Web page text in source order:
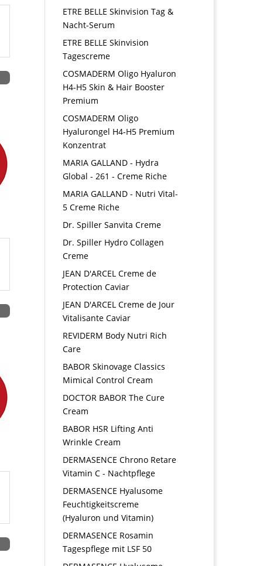
ETRE BELLE Skinvision Tag &
Nacht-Serum
ETRE BELLE Skinvision
Tagescreme
COSMADERM Oligo Hyaluron
H4-H5 Skin & Hair Booster
Premium
COSMADERM Oligo
Hyalurongel H4-H5 Premium
Konzentrat
MARIA GALLAND - Hydra
Global - 261 - Creme Riche
MARIA GALLAND - Nutri Vital-
5 Creme Riche
Dr. Spiller Sanvita Creme
Dr. Spiller Hydro Collagen
Creme
JEAN D'ARCEL Creme de
Protection Caviar
JEAN D'ARCEL Creme de Jour
Vitalisante Caviar
REVIDERM Body Nutri Rich
Care
BABOR Skinovage Classics
Mimical Control Cream
DOCTOR BABOR The Cure
Cream
BABOR HSR Lifting Anti
Wrinkle Cream
DERMASENCE Chrono Retare
Vitamin C - Nachtpflege
DERMASENCE Hyalusome
Feuchtigkeitscreme
(Hyaluron und Vitamin)
DERMASENCE Rosamin
Tagespflege mit LSF 50